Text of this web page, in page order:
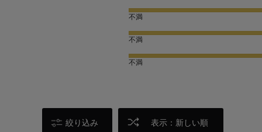
不満
不満
不満
絞り込み 表示：新しい順